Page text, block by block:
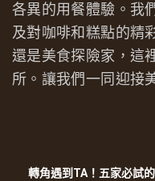
各異的用餐體驗。我
及對咖啡和糕點的精
還是美食探險家，這
所。讓我們一同迎接
轉角遇到TA！五家必試